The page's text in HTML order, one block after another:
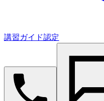
講習ガイド認定